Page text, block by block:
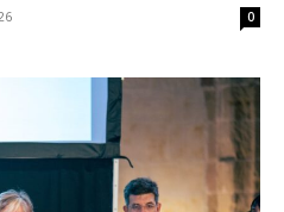
0